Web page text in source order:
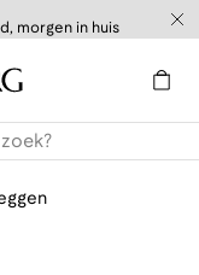
morgen in huis